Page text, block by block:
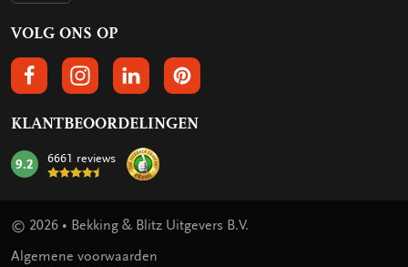
VOLG ONS OP
VOLGS ONS OP FACEBOOK
VOLG ONS OP INSTAGRAM
VOLG ONS OP LINKEDIN
VOLG ONS OP PINTEREST
KLANTBEOORDELINGEN
mark:
9.2 6661 reviews
© 2026 • Bekking & Blitz Uitgevers B.V.
Algemene voorwaarden